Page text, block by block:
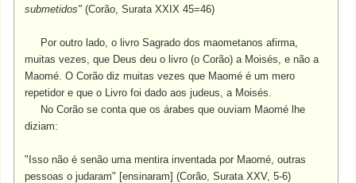
submetidos" (Corão, Surata XXIX 45=46)
Por outro lado, o livro Sagrado dos maometanos afirma,
muitas vezes, que Deus deu o livro (o Corão) a Moisés, e não a
Maomé. O Corão diz muitas vezes que Maomé é um mero
repetidor e que o Livro foi dado aos judeus, a Moisés.
No Corão se conta que os árabes que ouviam Maomé lhe
diziam:
"Isso não é senão uma mentira inventada por Maomé, outras
pessoas o judaram" [ensinaram] (Corão, Surata XXV, 5-6)